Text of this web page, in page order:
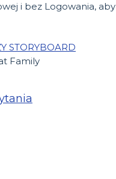
i bez Logowania, aby
STORYBOARD